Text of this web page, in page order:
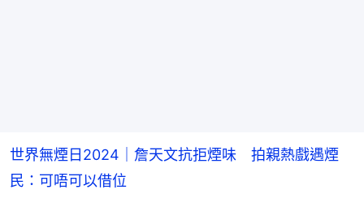
世界無煙日2024｜詹天文抗拒煙味 拍親熱戲遇煙
民：可唔可以借位